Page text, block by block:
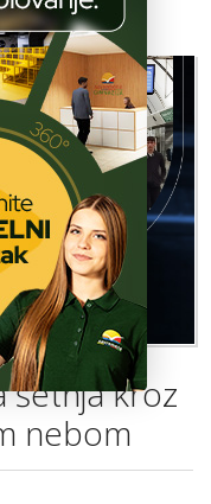
NEBOM
šetnja kroz
nebom